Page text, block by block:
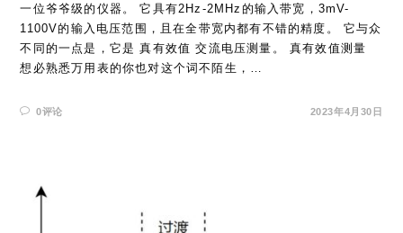
一位爷爷级的仪器。 它具有2Hz-2MHz的输入带宽，3mV-
1100V的输入电压范围，且在全带宽内都有不错的精度。 它与众
不同的一点是，它是 真有效值 交流电压测量。 真有效值测量
想必熟悉万用表的你也对这个词不陌生，…
0评论 2023年4月30日